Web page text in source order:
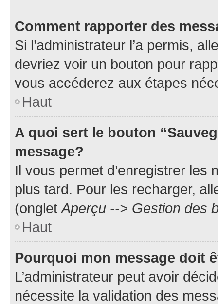
Comment rapporter des
Si l’administrateur l’a permis,
devriez voir un bouton pour
vous accéderez aux étapes
Haut
A quoi sert le bouton
message?
Il vous permet d’enregistrer
plus tard. Pour les recharger,
(ongletAperçu --> Gestion des
Haut
Pourquoi mon message doit
L’administrateur peut avoir
nécessite la validation des